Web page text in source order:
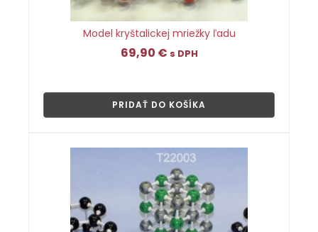
Model kryštalickej mriežky ľadu
69,90 € s DPH
PRIDAŤ DO KOŠÍKA